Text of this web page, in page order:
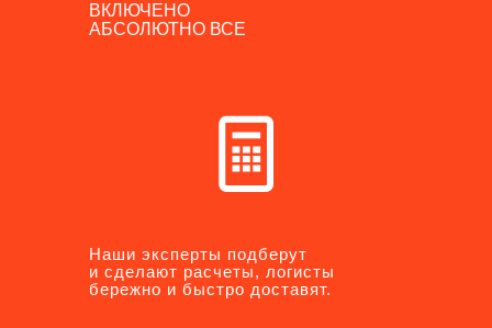
ВКЛЮЧЕНО
АБСОЛЮТНО ВСЕ
Наши эксперты подберут
и сделают расчеты, логисты
бережно и быстро доставят.
ВКЛЮЧЕНО
АБСОЛЮТНО ВСЕ
Наши эксперты подберут
и сделают расчеты, логисты
бережно и быстро доставят.